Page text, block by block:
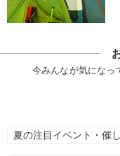
今みんなが気になっ
夏の注目イベント・催